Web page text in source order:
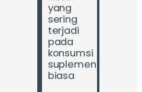
yang
sering
terjadi
pada
konsumsi
suplemen
biasa